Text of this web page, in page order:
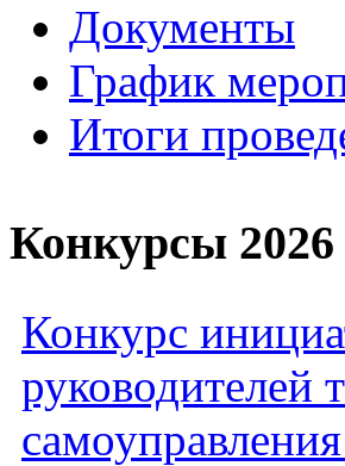
Документы
График
Итоги
Конкурсы 2026
Конкурс
руководителей